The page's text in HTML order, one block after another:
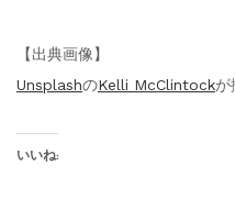
【出典画像】
UnsplashのKelli McClintockが
いいね: